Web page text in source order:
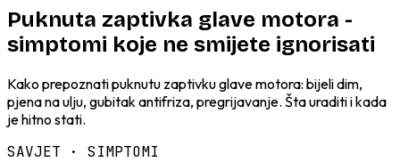
Puknuta zaptivka glave motora -
simptomi koje ne smijete ignorisati
Kako prepoznati puknutu zaptivku glave motora: bijeli dim,
pjena na ulju, gubitak antifriza, pregrijavanje. Šta uraditi i kada
je hitno stati.
SAVJET · SIMPTOMI